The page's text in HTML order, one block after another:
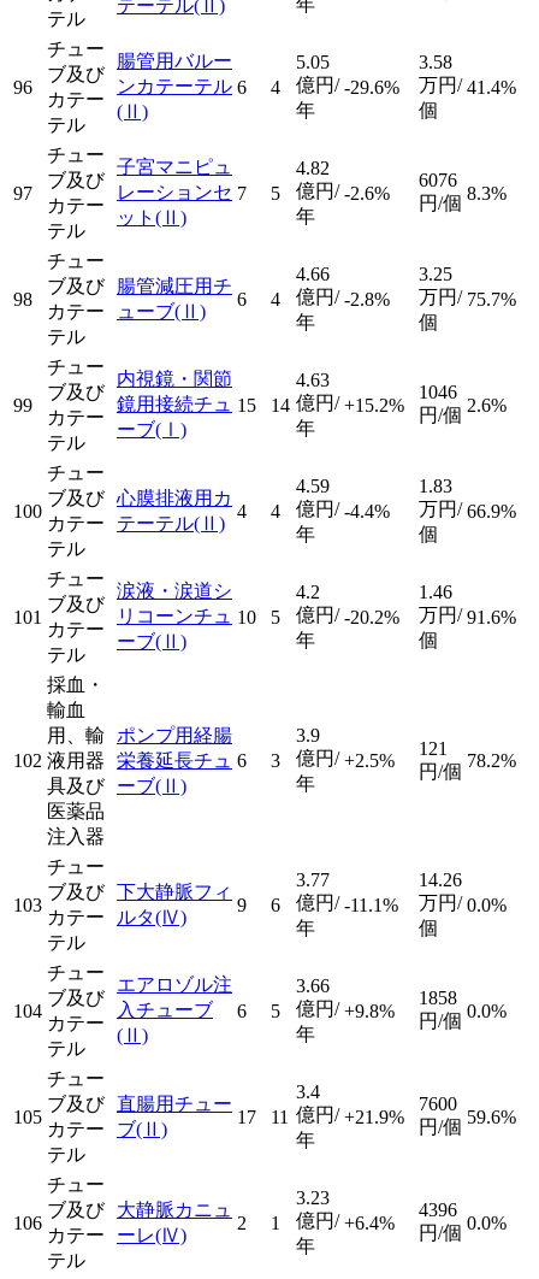
テル
テーテル(Ⅱ) 年
96
チュー
ブ及び
カテー
テル
腸管用バルー
ンカテーテル
(Ⅱ)
6 4
5.05
億円/
年
-29.6%
3.58
万円/
個
41.4%
97
チュー
ブ及び
カテー
テル
子宮マニピュ
レーションセ
ット (Ⅱ)
7 5
4.82
億円/
年
-2.6%
6076
円/個 8.3%
98
チュー
ブ及び
カテー
テル
腸管減圧用チ
ューブ(Ⅱ)
6 4
4.66
億円/
年
-2.8%
3.25
万円/
個
75.7%
99
チュー
ブ及び
カテー
テル
内視鏡・関節
鏡用接続チュ
ーブ(Ⅰ)
15 14
4.63
億円/
年
+15.2%
1046
円/個 2.6%
100
チュー
ブ及び
カテー
テル
心膜排液用カ
テーテル(Ⅱ)
4 4
4.59
億円/
年
-4.4%
1.83
万円/
個
66.9%
101
チュー
ブ及び
カテー
テル
涙液・涙道シ
リコーンチュ
ーブ(Ⅱ)
10 5
4.2
億円/
年
-20.2%
1.46
万円/
個
91.6%
102
採血・
輸血
用、輸
液用器
具及び
医薬品
注入器
ポンプ用経腸
栄養延長チュ
ーブ(Ⅱ)
6 3
3.9
億円/
年
+2.5%
121
円/個
78.2%
103
チュー
ブ及び
カテー
テル
下大静脈フィ
ルタ(Ⅳ)
9 6
3.77
億円/
年
-11.1%
14.26
万円/
個
0.0%
104
チュー
ブ及び
カテー
テル
エアロゾル注
入チューブ
(Ⅱ)
6 5
3.66
億円/
年
+9.8%
1858
円/個 0.0%
105
チュー
ブ及び
カテー
テル
直腸用チュー
ブ(Ⅱ)
17 11
3.4
億円/
年
+21.9%
7600
円/個 59.6%
106
チュー
ブ及び
カテー
テル
大静脈カニュ
ーレ(Ⅳ)
2 1
3.23
億円/
年
+6.4%
4396
円/個 0.0%